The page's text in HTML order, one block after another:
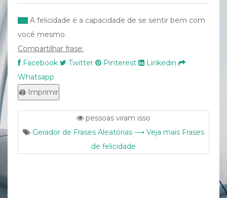
A felicidade é a capacidade de se sentir bem com
você mesmo.
Compartilhar frase:
Facebook
Twitter Pinterest
Linkedin
Whatsapp
pessoas viram isso
Gerador de Frases Aleatórias ⟶ Veja mais Frases
de felicidade